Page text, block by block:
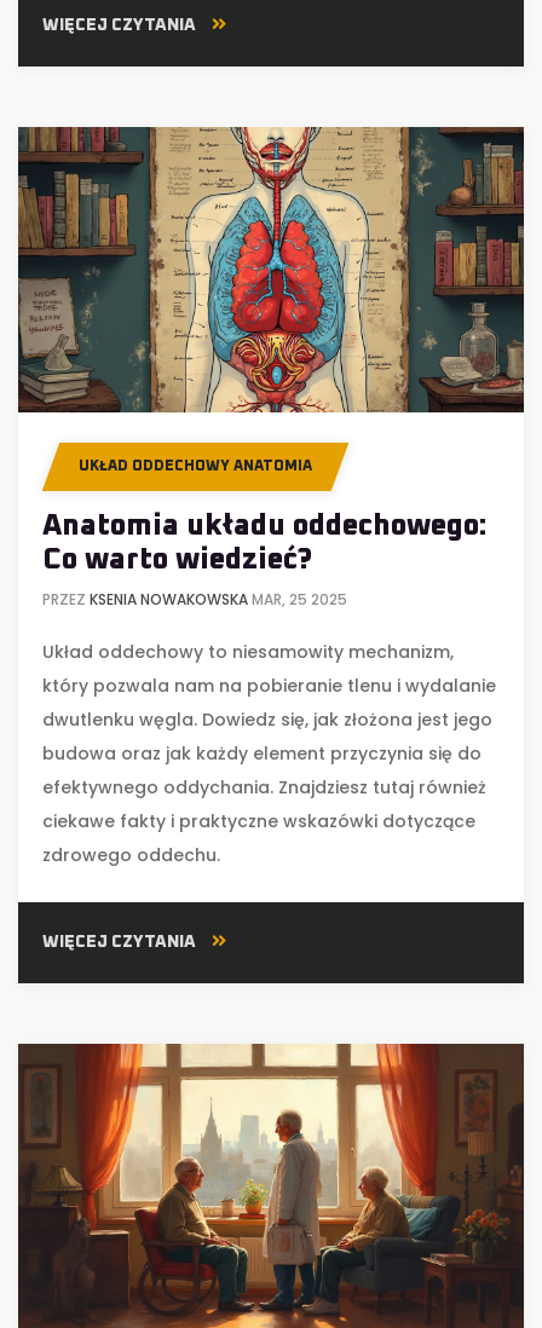
WIĘCEJ CZYTANIA
UKŁAD ODDECHOWY ANATOMIA
Anatomia układu oddechowego:
Co warto wiedzieć?
PRZEZ KSENIA NOWAKOWSKAMAR, 25 2025
Układ oddechowy to niesamowity mechanizm,
który pozwala nam na pobieranie tlenu i wydalanie
dwutlenku węgla. Dowiedz się, jak złożona jest jego
budowa oraz jak każdy element przyczynia się do
efektywnego oddychania. Znajdziesz tutaj również
ciekawe fakty i praktyczne wskazówki dotyczące
zdrowego oddechu.
WIĘCEJ CZYTANIA